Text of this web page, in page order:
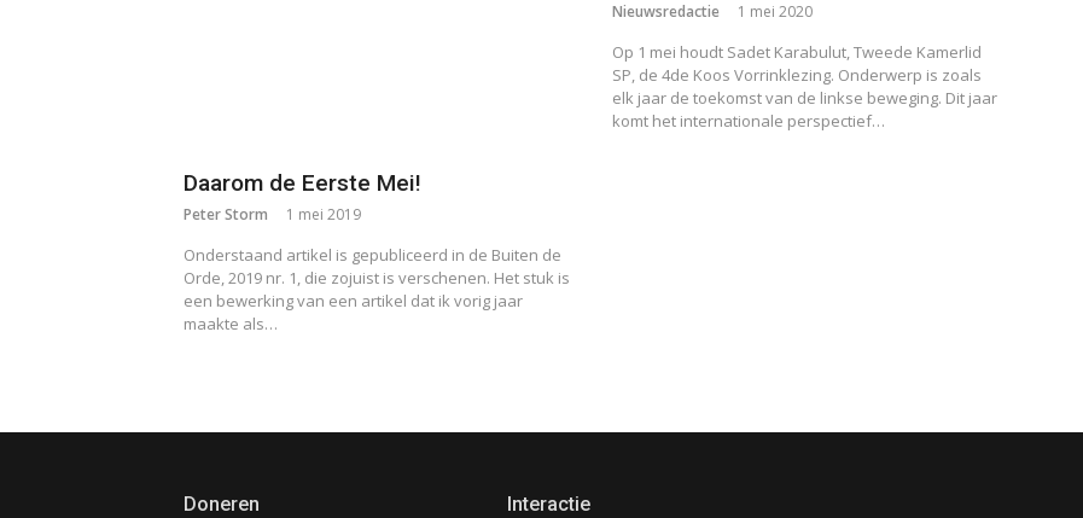
Nieuwsredactie 1 mei 2020
Op 1 mei houdt Sadet Karabulut, Tweede Kamerlid
SP, de 4de Koos Vorrinklezing. Onderwerp is zoals
elk jaar de toekomst van de linkse beweging. Dit jaar
komt het internationale perspectief…
Daarom de Eerste Mei!
Peter Storm 1 mei 2019
Onderstaand artikel is gepubliceerd in de Buiten de
Orde, 2019 nr. 1, die zojuist is verschenen. Het stuk is
een bewerking van een artikel dat ik vorig jaar
maakte als…
Doneren Interactie